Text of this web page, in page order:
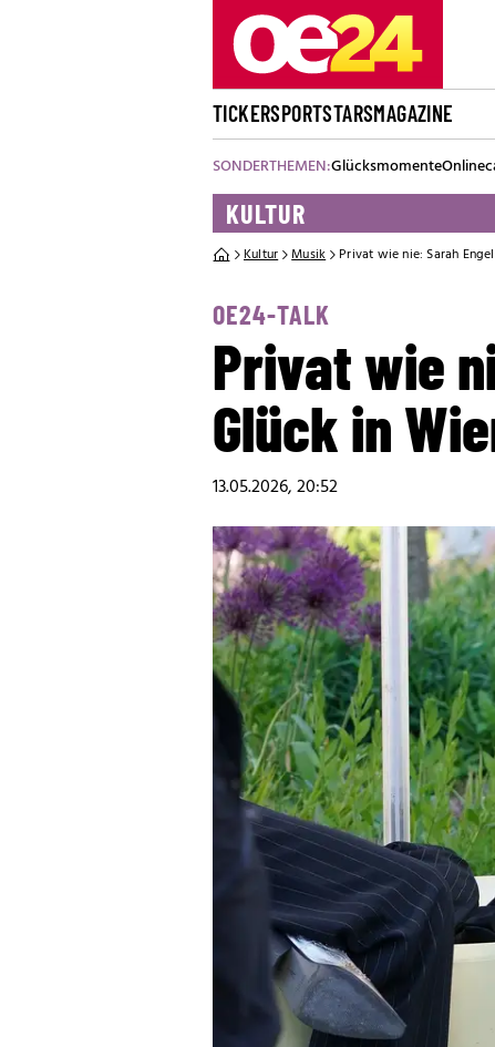
TICKERSPORTSTARSMAGAZINE
SONDERTHEMEN:Glücksmomente
KULTUR
Kultur Musik Privat wie nie: Sarah
OE24-TALK
Privat wie
Glück in
13.05.2026, 20:52